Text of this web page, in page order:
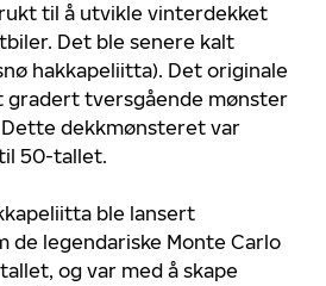
til å utvikle vinterdekket
Det ble senere kalt
hakkapeliitta). Det originale
gradert tversgående mønster
dekkmønsteret var
50-tallet.
ble lansert
de legendariske Monte Carlo
og var med å skape